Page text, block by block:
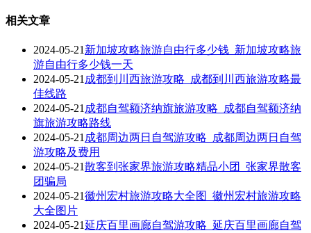
相关文章
2024-05-21 新加坡攻略旅游自由行多少钱_新加坡攻略旅
游自由行多少钱一天
2024-05-21 成都到川西旅游攻略_成都到川西旅游攻略最
佳线路
2024-05-21 成都自驾额济纳旗旅游攻略_成都自驾额济纳
旗旅游攻略路线
2024-05-21 成都周边两日自驾游攻略_成都周边两日自驾
游攻略及费用
2024-05-21散客到张家界旅游攻略精品小团_张家界散客
团骗局
2024-05-21徽州宏村旅游攻略大全图_徽州宏村旅游攻略
大全图片
2024-05-21延庆百里画廊自驾游攻略_延庆百里画廊自驾